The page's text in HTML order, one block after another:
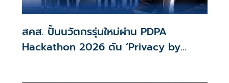
สคส. ปั้นนวัตกรรุ่นใหม่ผ่าน PDPA
Hackathon 2026 ดัน ‘Privacy by